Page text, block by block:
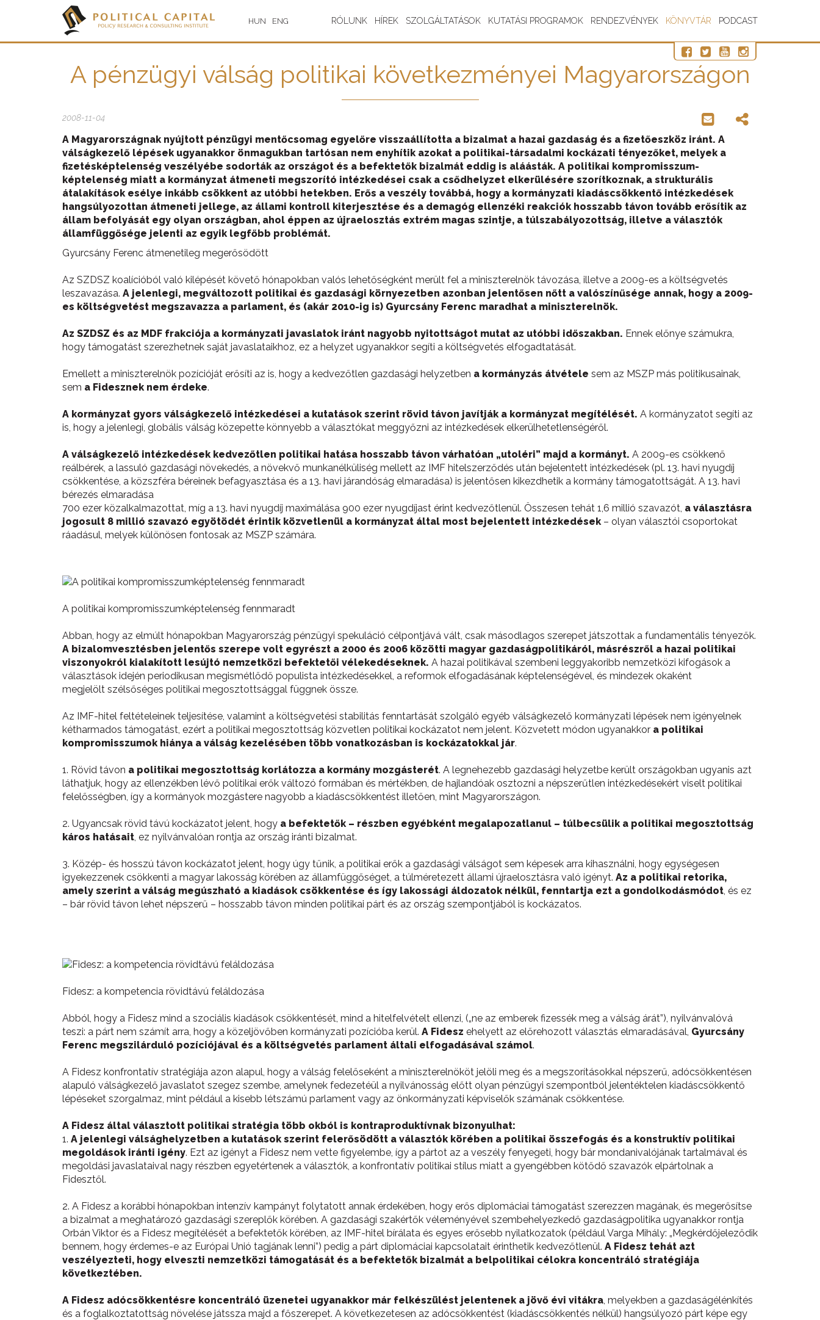
HUN ENG RÓLUNK HÍREK SZOLGÁLTATÁSOK KUTATÁSI PROGRAMOK RENDEZVÉNYEK KÖNYVTÁR PODCAST
A pénzügyi válság politikai következményei Magyarországon
2008-11-04
A Magyarországnak nyújtott pénzügyi mentőcsomag egyelőre visszaállította a bizalmat a hazai gazdaság és a fizetőeszköz iránt. A
válságkezelő lépések ugyanakkor önmagukban tartósan nem enyhítik azokat a politikai-társadalmi kockázati tényezőket, melyek a
fizetésképtelenség veszélyébe sodorták az országot és a befektetők bizalmát eddig is aláásták. A politikai kompromisszum-
képtelenség miatt a kormányzat átmeneti megszorító intézkedései csak a csődhelyzet elkerülésére szorítkoznak, a strukturális
átalakítások esélye inkább csökkent az utóbbi hetekben. Erős a veszély továbbá, hogy a kormányzati kiadáscsökkentő intézkedések
hangsúlyozottan átmeneti jellege, az állami kontroll kiterjesztése és a demagóg ellenzéki reakciók hosszabb távon tovább erősítik az
állam befolyását egy olyan országban, ahol éppen az újraelosztás extrém magas szintje, a túlszabályozottság, illetve a választók
államfüggősége jelenti az egyik legfőbb problémát.
Gyurcsány Ferenc átmenetileg megerősödött
Az SZDSZ koalícióból való kilépését követő hónapokban valós lehetőségként merült fel a miniszterelnök távozása, illetve a 2009-es a költségvetés
leszavazása. A jelenlegi, megváltozott politikai és gazdasági környezetben azonban jelentősen nőtt a valószínűsége annak, hogy a 2009-
es költségvetést megszavazza a parlament, és (akár 2010-ig is) Gyurcsány Ferenc maradhat a miniszterelnök.
Az SZDSZ és az MDF frakciója a kormányzati javaslatok iránt nagyobb nyitottságot mutat az utóbbi időszakban. Ennek előnye számukra,
hogy támogatást szerezhetnek saját javaslataikhoz, ez a helyzet ugyanakkor segíti a költségvetés elfogadtatását.
Emellett a miniszterelnök pozícióját erősíti az is, hogy a kedvezőtlen gazdasági helyzetben a kormányzás átvétele sem az MSZP más politikusainak,
sem a Fidesznek nem érdeke.
A kormányzat gyors válságkezelő intézkedései a kutatások szerint rövid távon javítják a kormányzat megítélését. A kormányzatot segíti az
is, hogy a jelenlegi, globális válság közepette könnyebb a választókat meggyőzni az intézkedések elkerülhetetlenségéről.
A válságkezelő intézkedések kedvezőtlen politikai hatása hosszabb távon várhatóan „utoléri” majd a kormányt. A 2009-es csökkenő
reálbérek, a lassuló gazdasági növekedés, a növekvő munkanélküliség mellett az IMF hitelszerződés után bejelentett intézkedések (pl. 13. havi nyugdíj
csökkentése, a közszféra béreinek befagyasztása és a 13. havi járandóság elmaradása) is jelentősen kikezdhetik a kormány támogatottságát. A 13. havi
bérezés elmaradása
700 ezer közalkalmazottat, míg a 13. havi nyugdíj maximálása 900 ezer nyugdíjast érint kedvezőtlenül. Összesen tehát 1,6 millió szavazót, a választásra
jogosult 8 millió szavazó egyötödét érintik közvetlenül a kormányzat által most bejelentett intézkedések– olyan választói csoportokat
ráadásul, melyek különösen fontosak az MSZP számára.
A politikai kompromisszumképtelenség fennmaradt
Abban, hogy az elmúlt hónapokban Magyarország pénzügyi spekuláció célpontjává vált, csak másodlagos szerepet játszottak a fundamentális tényezők.
A bizalomvesztésben jelentős szerepe volt egyrészt a 2000 és 2006 közötti magyar gazdaságpolitikáról, másrészről a hazai politikai
viszonyokról kialakított lesújtó nemzetközi befektetői vélekedéseknek. A hazai politikával szembeni leggyakoribb nemzetközi kifogások a
választások idején periodikusan megismétlődő populista intézkedésekkel, a reformok elfogadásának képtelenségével, és mindezek okaként
megjelölt szélsőséges politikai megosztottsággal függnek össze.
Az IMF-hitel feltételeinek teljesítése, valamint a költségvetési stabilitás fenntartását szolgáló egyéb válságkezelő kormányzati lépések nem igényelnek
kétharmados támogatást, ezért a politikai megosztottság közvetlen politikai kockázatot nem jelent. Közvetett módon ugyanakkor a politikai
kompromisszumok hiánya a válság kezelésében több vonatkozásban is kockázatokkal jár.
1. Rövid távon a politikai megosztottság korlátozza a kormány mozgásterét. A legnehezebb gazdasági helyzetbe került országokban ugyanis azt
láthatjuk, hogy az ellenzékben lévő politikai erők változó formában és mértékben, de hajlandóak osztozni a népszerűtlen intézkedésekért viselt politikai
felelősségben, így a kormányok mozgástere nagyobb a kiadáscsökkentést illetően, mint Magyarországon.
2. Ugyancsak rövid távú kockázatot jelent, hogy a befektetők – részben egyébként megalapozatlanul – túlbecsülik a politikai megosztottság
káros hatásait, ez nyilvánvalóan rontja az ország iránti bizalmat.
3. Közép- és hosszú távon kockázatot jelent, hogy úgy tűnik, a politikai erők a gazdasági válságot sem képesek arra kihasználni, hogy egységesen
igyekezzenek csökkenti a magyar lakosság körében az államfüggőséget, a túlméretezett állami újraelosztásra való igényt. Az a politikai retorika,
amely szerint a válság megúszható a kiadások csökkentése és így lakossági áldozatok nélkül, fenntartja ezt a gondolkodásmódot, és ez
– bár rövid távon lehet népszerű – hosszabb távon minden politikai párt és az ország szempontjából is kockázatos.
Fidesz: a kompetencia rövidtávú feláldozása
Abból, hogy a Fidesz mind a szociális kiadások csökkentését, mind a hitelfelvételt ellenzi, („ne az emberek fizessék meg a válság árát”), nyilvánvalóvá
teszi: a párt nem számít arra, hogy a közeljövőben kormányzati pozícióba kerül. A Fidesz ehelyett az előrehozott választás elmaradásával, Gyurcsány
Ferenc megszilárduló pozíciójával és a költségvetés parlament általi elfogadásával számol.
A Fidesz konfrontatív stratégiája azon alapul, hogy a válság felelőseként a miniszterelnököt jelöli meg és a megszorításokkal népszerű, adócsökkentésen
alapuló válságkezelő javaslatot szegez szembe, amelynek fedezetéül a nyilvánosság előtt olyan pénzügyi szempontból jelentéktelen kiadáscsökkentő
lépéseket szorgalmaz, mint például a kisebb létszámú parlament vagy az önkormányzati képviselők számának csökkentése.
A Fidesz által választott politikai stratégia több okból is kontraproduktívnak bizonyulhat:
1. A jelenlegi válsághelyzetben a kutatások szerint felerősödött a választók körében a politikai összefogás és a konstruktív politikai
megoldások iránti igény. Ezt az igényt a Fidesz nem vette figyelembe, így a pártot az a veszély fenyegeti, hogy bár mondanivalójának tartalmával és
megoldási javaslataival nagy részben egyetértenek a választók, a konfrontatív politikai stílus miatt a gyengébben kötődő szavazók elpártolnak a
Fidesztől.
2. A Fidesz a korábbi hónapokban intenzív kampányt folytatott annak érdekében, hogy erős diplomáciai támogatást szerezzen magának, és megerősítse
a bizalmat a meghatározó gazdasági szereplők körében. A gazdasági szakértők véleményével szembehelyezkedő gazdaságpolitika ugyanakkor rontja
Orbán Viktor és a Fidesz megítélését a befektetők körében, az IMF-hitel bírálata és egyes erősebb nyilatkozatok (például Varga Mihály: „Megkérdőjeleződik
bennem, hogy érdemes-e az Európai Unió tagjának lenni”) pedig a párt diplomáciai kapcsolatait érinthetik kedvezőtlenül. A Fidesz tehát azt
veszélyezteti, hogy elveszti nemzetközi támogatását és a befektetők bizalmát a belpolitikai célokra koncentráló stratégiája
következtében.
A Fidesz adócsökkentésre koncentráló üzenetei ugyanakkor már felkészülést jelentenek a jövő évi vitákra , melyekben a gazdaságélénkítés
és a foglalkoztatottság növelése játssza majd a főszerepet. A következetesen az adócsökkentést (kiadáscsökkentés nélkül) hangsúlyozó párt képe egy